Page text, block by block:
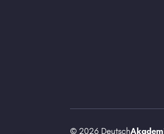
© 2026 Deutsch